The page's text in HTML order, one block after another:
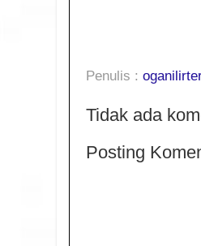
Penulis :
Tidak ada
Posting